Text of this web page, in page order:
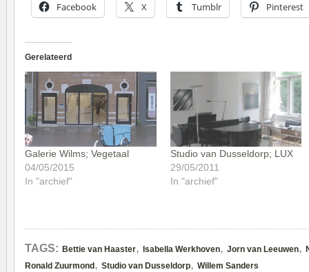
Facebook X Tumblr Pinterest
Gerelateerd
Galerie Wilms; Vegetaal
04/05/2015
In "archief"
Studio van Dusseldorp; LUX
29/05/2011
In "archief"
TAGS: Bettie van Haaster, Isabella Werkhoven, Jorn van Leeuwen,
Ronald Zuurmond, Studio van Dusseldorp, Willem Sanders